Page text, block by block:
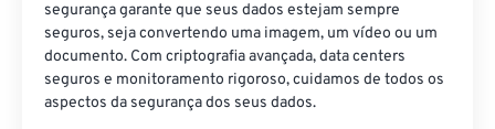
segurança garante que seus dados estejam sempre
seguros, seja convertendo uma imagem, um vídeo ou um
documento. Com criptografia avançada, data centers
seguros e monitoramento rigoroso, cuidamos de todos os
aspectos da segurança dos seus dados.